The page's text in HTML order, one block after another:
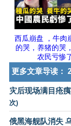
西瓜崩盘 ，牛肉
的哭，养猪的
农民亏惨
更多文章导读：
灾后现场满目疮
次)
俄黑海舰队消失